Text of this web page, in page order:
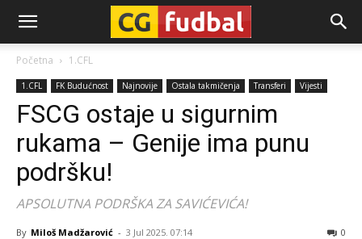
CG-
Fudbal
Početna 1.CFL
1.CFL FK Budućnost Najnovije Ostala takmičenja Transferi Vijesti
FSCG ostaje u sigurnim
rukama – Genije ima punu
podršku!
APSOLUTNA PODRŠKA ZA SAVIĆEVIĆA!
By Miloš Madžarović - 3 Jul 2025. 07:14 0